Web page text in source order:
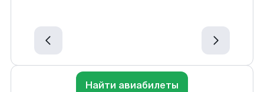
Найти авиабилеты